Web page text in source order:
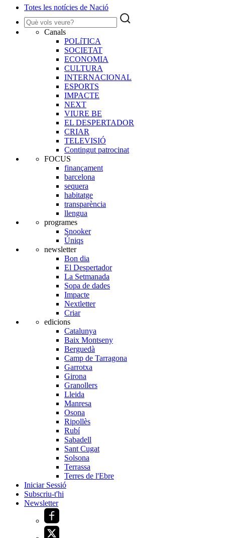
Totes les notícies de Nació
Canals
POLíTICA
SOCIETAT
ECONOMIA
CULTURA
INTERNACIONAL
ESPORTS
IMPACTE
NEXT
VIURE BE
EL DESPERTADOR
CRIAR
TELEVISIÓ
Contingut patrocinat
FOCUS
finançament
barcelona
sequera
habitatge
transparència
llengua
programes
Snooker
Úniqs
newsletter
Bon dia
El Despertador
La Setmanada
Sopa de dades
Impacte
Nextletter
Criar
edicions
Catalunya
Baix Montseny
Berguedà
Camp de Tarragona
Garrotxa
Girona
Granollers
Lleida
Manresa
Osona
Ripollès
Rubí
Sabadell
Sant Cugat
Solsona
Terrassa
Terres de l'Ebre
Iniciar Sessió
Subscriu-t'hi
Newsletter